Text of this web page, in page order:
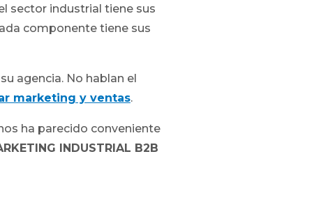
sector industrial tiene sus
componente tiene sus
agencia. No hablan el
marketing y ventas.
ha parecido conveniente
INDUSTRIAL B2B